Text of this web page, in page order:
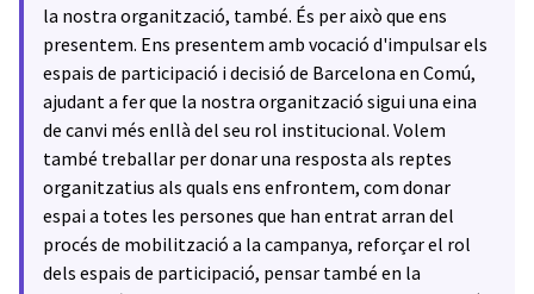
la nostra organització, també. És per això que ens
presentem. Ens presentem amb vocació d'impulsar els
espais de participació i decisió de Barcelona en Comú,
ajudant a fer que la nostra organització sigui una eina
de canvi més enllà del seu rol institucional. Volem
també treballar per donar una resposta als reptes
organitzatius als quals ens enfrontem, com donar
espai a totes les persones que han entrat arran del
procés de mobilització a la campanya, reforçar el rol
dels espais de participació, pensar també en la